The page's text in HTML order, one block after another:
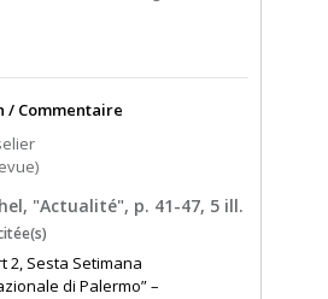
/ Commentaire
"Actualité", p. 41-47, 5 ill.
2, Sesta Setimana
di Palermo” –